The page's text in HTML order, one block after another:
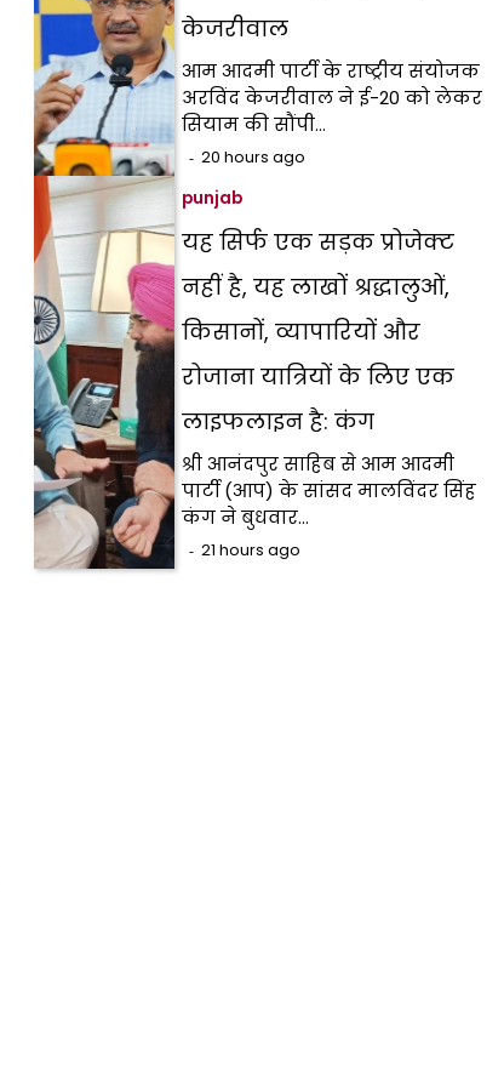
केजरीवाल
आम आदमी पार्टी के राष्ट्रीय संयोजक
अरविंद केजरीवाल ने ई-20 को लेकर
सियाम की सौंपी…
20 hours ago
punjab
यह सिर्फ एक सड़क प्रोजेक्ट
नहीं है, यह लाखों श्रद्धालुओं,
किसानों, व्यापारियों और
रोजाना यात्रियों के लिए एक
लाइफलाइन है: कंग
श्री आनंदपुर साहिब से आम आदमी
पार्टी (आप) के सांसद मालविंदर सिंह
कंग ने बुधवार…
21 hours ago